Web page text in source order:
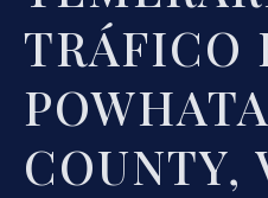
TRÁFICO
COUNTY,